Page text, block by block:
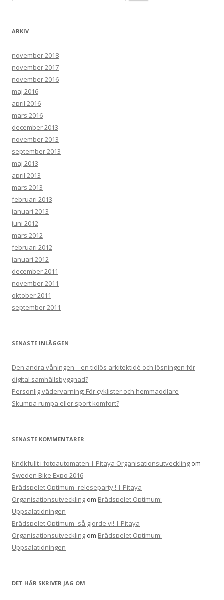
ARKIV
november 2018
november 2017
november 2016
maj 2016
april 2016
mars 2016
december 2013
november 2013
september 2013
maj 2013
april 2013
mars 2013
februari 2013
januari 2013
juni 2012
mars 2012
februari 2012
januari 2012
december 2011
november 2011
oktober 2011
september 2011
SENASTE INLÄGGEN
Den andra våningen – en tidlös arkitektidé och lösningen för
digital samhällsbyggnad?
Personlig vädervarning: För cyklister och hemmaodlare
Skumpa rumpa eller sport komfort?
SENASTE KOMMENTARER
Knökfullt i fotoautomaten | Pitaya Organisationsutveckling om
Sweden Bike Expo 2016
Brädspelet Optimum- releseparty ! | Pitaya
Organisationsutveckling om Brädspelet Optimum:
Uppsalatidningen
Brädspelet Optimum- så gjorde vi! | Pitaya
Organisationsutveckling om Brädspelet Optimum:
Uppsalatidningen
DET HÄR SKRIVER JAG OM